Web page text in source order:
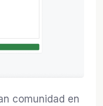
comunidad en